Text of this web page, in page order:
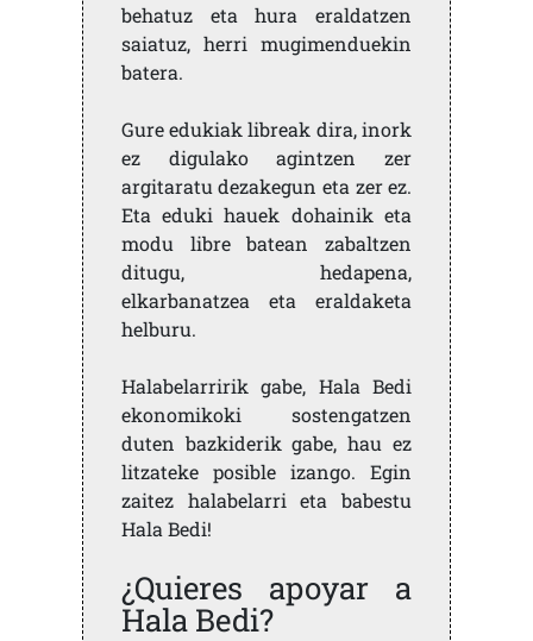
behatuz eta hura eraldatzen
saiatuz, herri mugimenduekin
batera.
Gure edukiak libreak dira, inork
ez digulako agintzen zer
argitaratu dezakegun eta zer ez.
Eta eduki hauek dohainik eta
modu libre batean zabaltzen
ditugu, hedapena,
elkarbanatzea eta eraldaketa
helburu.
Halabelarririk gabe, Hala Bedi
ekonomikoki sostengatzen
duten bazkiderik gabe, hau ez
litzateke posible izango. Egin
zaitez halabelarri eta babestu
Hala Bedi!
¿Quieres apoyar a
Hala Bedi?